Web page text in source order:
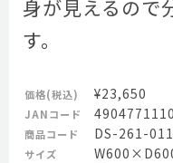
身が見えるので
す。
価格(税込) ¥23,650
JANコード
商品コード DS-261-
サイズ